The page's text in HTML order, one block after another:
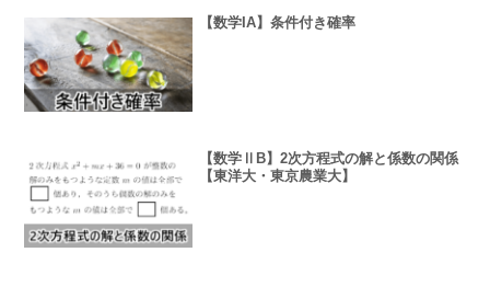
【数学IA】条件付き確率
【数学ⅡB】2次方程式の解と係数の関係
【東洋大・東京農業大】